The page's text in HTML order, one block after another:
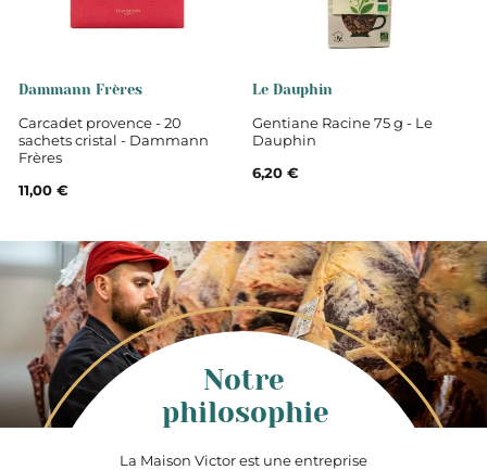
Dammann Frères
Carcadet provence - 20
sachets cristal - Dammann
Frères
11,00 €
Le Dauphin
Gentiane Racine 75 g - Le
Dauphin
6,20 €
La Maison Victor est une entreprise
Notre
philosophie